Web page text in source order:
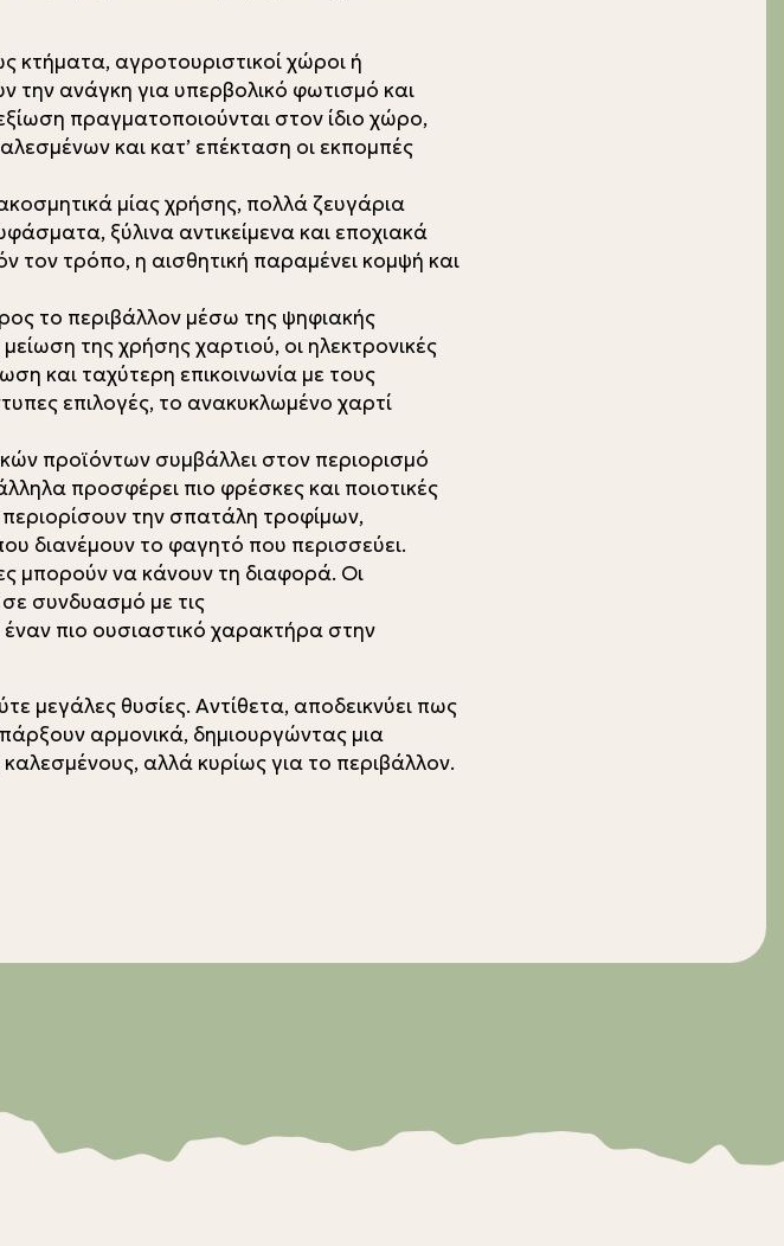
κτήματα, αγροτουριστικοί χώροι ή
την ανάγκη για υπερβολικό φωτισμό και
πραγματοποιούνται στον ίδιο χώρο,
και κατ’ επέκταση οι εκπομπές
μίας χρήσης, πολλά ζευγάρια
ξύλινα αντικείμενα και εποχιακά
τρόπο, η αισθητική παραμένει κομψή και
το περιβάλλον μέσω της ψηφιακής
της χρήσης χαρτιού, οι ηλεκτρονικές
και ταχύτερη επικοινωνία με τους
επιλογές, το ανακυκλωμένο χαρτί
προϊόντων συμβάλλει στον περιορισμό
προσφέρει πιο φρέσκες και ποιοτικές
την σπατάλη τροφίμων,
διανέμουν το φαγητό που περισσεύει.
μπορούν να κάνουν τη διαφορά. Οι
συνδυασμό με τις
πιο ουσιαστικό χαρακτήρα στην
μεγάλες θυσίες. Αντίθετα, αποδεικνύει πως
αρμονικά, δημιουργώντας μια
αλλά κυρίως για το περιβάλλον.